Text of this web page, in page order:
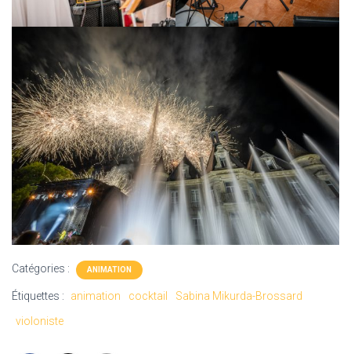
Catégories : ANIMATION
Étiquettes : animation cocktail
Sabina Mikurda-Brossard
violoniste